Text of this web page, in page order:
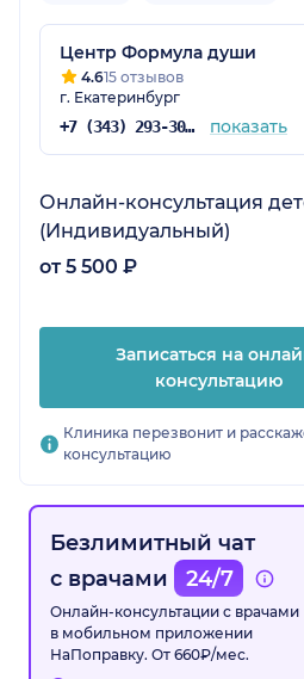
Центр Формула души
4.615 отзывов
г. Екатеринбург
+7 (343) 293-30-74 показать
Онлайн-консультация
(Индивидуальный)
от 5 500 ₽
Записаться на
консультацию
Клиника перезвонит и
консультацию
Безлимитный чат
с врачами
24/7
Онлайн-консультации с врачами
в мобильном приложении
НаПоправку. От 660₽/мес.